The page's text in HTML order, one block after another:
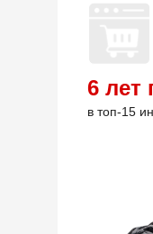
6 лет
в топ-15